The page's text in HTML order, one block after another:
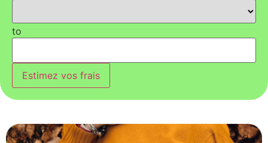
to
Estimez vos frais